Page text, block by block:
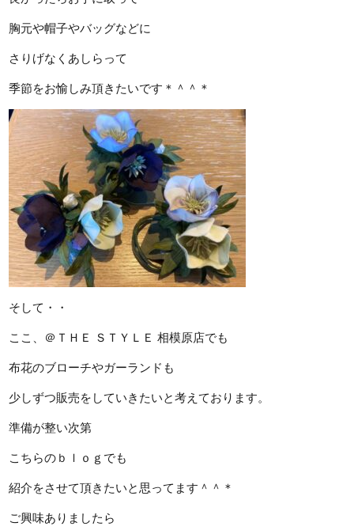
胸元や帽子やバッグなどに
さりげなくあしらって
季節をお愉しみ頂きたいです＊＾＾＊
そして・・
ここ、＠ＴＨＥ ＳＴＹＬＥ 相模原店でも
布花のブローチやガーランドも
少しずつ販売をしていきたいと考えております。
準備が整い次第
こちらのｂｌｏｇでも
紹介をさせて頂きたいと思ってます＾＾＊
ご興味ありましたら